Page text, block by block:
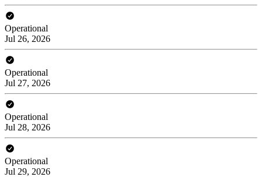
Operational
Jul 26, 2026
Operational
Jul 27, 2026
Operational
Jul 28, 2026
Operational
Jul 29, 2026